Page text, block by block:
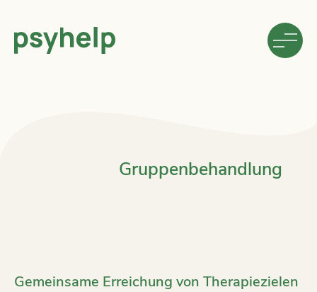
Gruppenbehandlung
Gemeinsame Erreichung von Therapiezielen